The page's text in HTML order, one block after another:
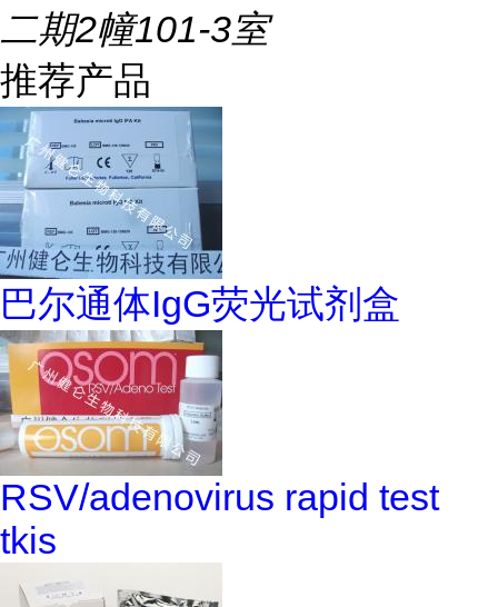
二期2幢101-3室
推荐产品
巴尔通体IgG荧光试剂盒
RSV/adenovirus rapid test
tkis